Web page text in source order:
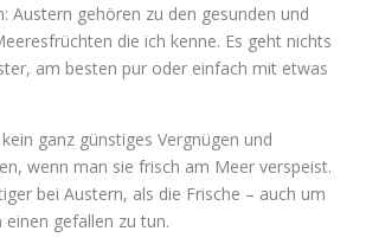
Austern gehören zu den gesunden und
die ich kenne. Es geht nichts
am besten pur oder einfach mit etwas
ganz günstiges Vergnügen und
wenn man sie frisch am Meer verspeist.
bei Austern, als die Frische – auch um
gefallen zu tun.